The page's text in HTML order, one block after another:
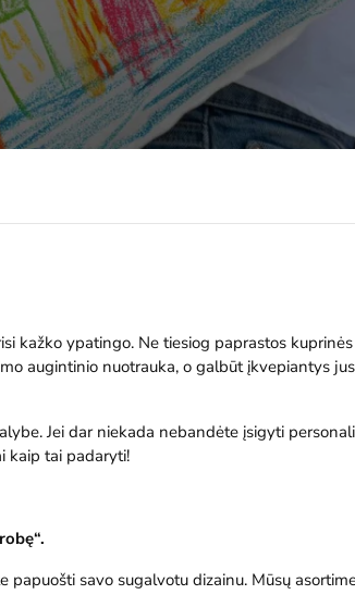
kažko ypatingo. Ne tiesiog paprastos
augintinio nuotrauka, o galbūt įkvepiantys
Jei dar niekada nebandėte įsigyti
kaip tai padaryti!
papuošti savo sugalvotu dizainu. Mūsų